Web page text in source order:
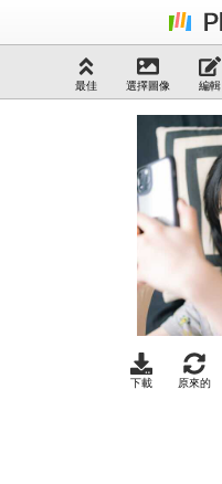
最佳 選擇圖像 編輯
下載 原來的